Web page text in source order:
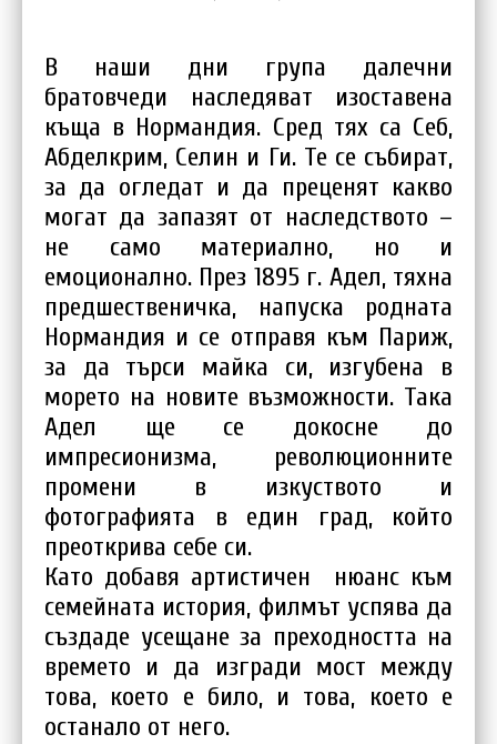
В наши дни група далечни
братовчеди наследяват изоставена
къща в Нормандия. Сред тях са Себ,
Абделкрим, Селин и Ги. Те се събират,
за да огледат и да преценят какво
могат да запазят от наследството –
не само материално, но и
емоционално. През 1895 г. Адел, тяхна
предшественичка, напуска родната
Нормандия и се отправя към Париж,
за да търси майка си, изгубена в
морето на новите възможности. Така
Адел ще се докосне до
импресионизма, революционните
промени в изкуството и
фотографията в един град, който
преоткрива себе си.
Като добавя артистичен нюанс към
семейната история, филмът успява да
създаде усещане за преходността на
времето и да изгради мост между
това, което е било, и това, което е
останало от него.